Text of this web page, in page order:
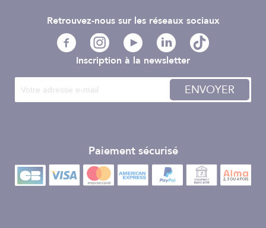
Inscription à la newsletter
ENVOYER
Paiement sécurisé
Retrouvez-nous sur les réseaux sociaux